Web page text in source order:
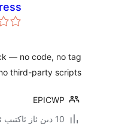
— no code, no tag
third-party scripts.
EPICWP
10 دىن ئاز ئاكتىپ ئورنىتىش